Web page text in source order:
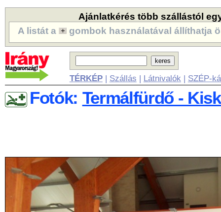
Ajánlatkérés több szállástól
A listát a
gombok használatával állíthatja
TÉRKÉP| Szállás | Látnivalók | SZÉP-
Fotók: Termálfürdő -